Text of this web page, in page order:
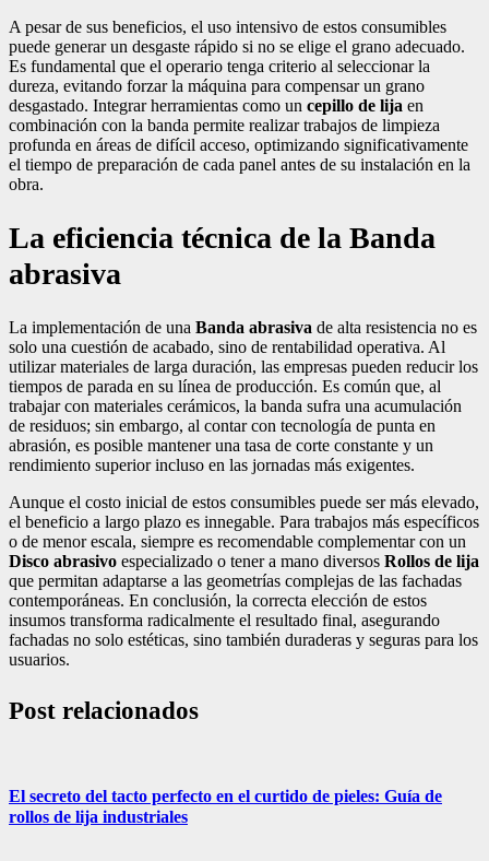
A pesar de sus beneficios, el uso intensivo de estos consumibles
puede generar un desgaste rápido si no se elige el grano adecuado.
Es fundamental que el operario tenga criterio al seleccionar la
dureza, evitando forzar la máquina para compensar un grano
desgastado. Integrar herramientas como un cepillo de lija en
combinación con la banda permite realizar trabajos de limpieza
profunda en áreas de difícil acceso, optimizando significativamente
el tiempo de preparación de cada panel antes de su instalación en la
obra.
La eficiencia técnica de la Banda
abrasiva
La implementación de una Banda abrasiva de alta resistencia no es
solo una cuestión de acabado, sino de rentabilidad operativa. Al
utilizar materiales de larga duración, las empresas pueden reducir los
tiempos de parada en su línea de producción. Es común que, al
trabajar con materiales cerámicos, la banda sufra una acumulación
de residuos; sin embargo, al contar con tecnología de punta en
abrasión, es posible mantener una tasa de corte constante y un
rendimiento superior incluso en las jornadas más exigentes.
Aunque el costo inicial de estos consumibles puede ser más elevado,
el beneficio a largo plazo es innegable. Para trabajos más específicos
o de menor escala, siempre es recomendable complementar con un
Disco abrasivo especializado o tener a mano diversos Rollos de lija
que permitan adaptarse a las geometrías complejas de las fachadas
contemporáneas. En conclusión, la correcta elección de estos
insumos transforma radicalmente el resultado final, asegurando
fachadas no solo estéticas, sino también duraderas y seguras para los
usuarios.
Post relacionados
El secreto del tacto perfecto en el curtido de pieles: Guía de
rollos de lija industriales